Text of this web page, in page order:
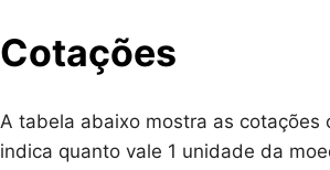
Cotações
A tabela abaixo mostra as cotações
indica quanto vale 1 unidade da